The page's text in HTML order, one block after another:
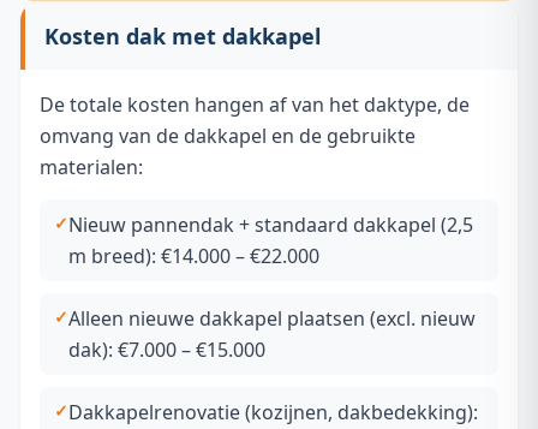
Kosten dak met dakkapel
De totale kosten hangen af van het daktype, de
omvang van de dakkapel en de gebruikte
materialen:
Nieuw pannendak + standaard dakkapel (2,5
m breed): €14.000 – €22.000
Alleen nieuwe dakkapel plaatsen (excl. nieuw
dak): €7.000 – €15.000
Dakkapelrenovatie (kozijnen, dakbedekking):